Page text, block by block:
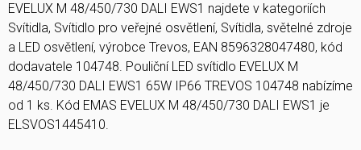
EVELUX M 48/450/730 DALI EWS1 najdete v kategoriích
Svítidla, Svítidlo pro veřejné osvětlení, Svítidla, světelné zdroje
a LED osvětlení, výrobce Trevos, EAN 8596328047480, kód
dodavatele 104748. Pouliční LED svítidlo EVELUX M
48/450/730 DALI EWS1 65W IP66 TREVOS 104748 nabízíme
od 1 ks. Kód EMAS EVELUX M 48/450/730 DALI EWS1 je
ELSVOS1445410.